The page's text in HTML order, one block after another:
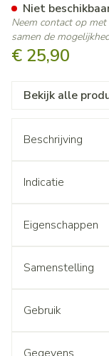
€ 25,90
Niet
Neem contact op
samen de
Bekijk alle
Beschrijving
Indicatie
Eigenschappen
Samenstelling
Gebruik